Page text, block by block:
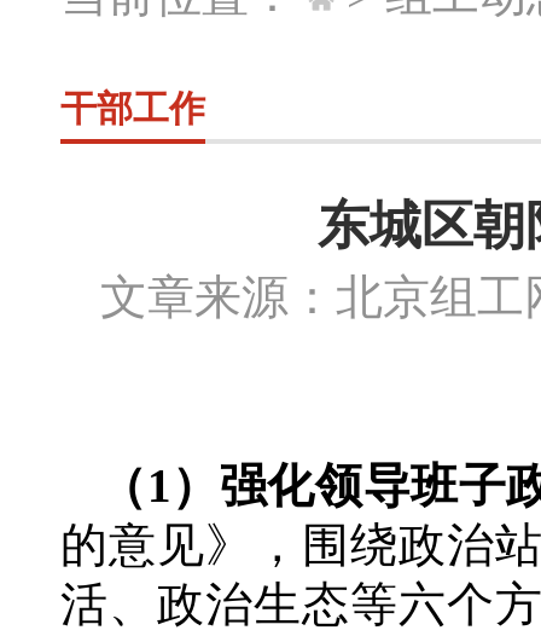
干部工作
东城区
文章来源：北京
（1）强化领导班子
的意见》，围绕政治
活、政治生态等六个